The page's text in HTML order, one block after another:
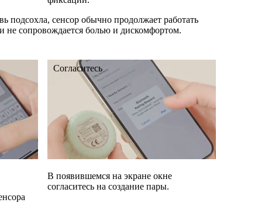
подсохла, сенсор обычно продолжает работать
не сопровождается болью и дискомфортом.
Согласитесь
В появившемся на экране окне
согласитесь на создание пары.